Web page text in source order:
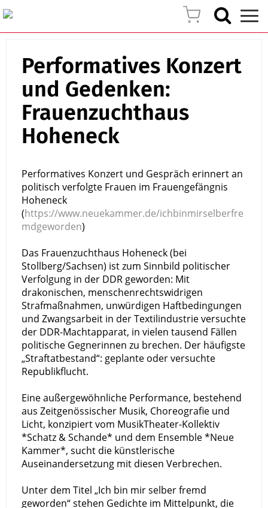
Performatives Konzert
und Gedenken:
Frauenzuchthaus
Hoheneck
Performatives Konzert und Gespräch erinnert an
politisch verfolgte Frauen im Frauengefängnis
Hoheneck
(https://www.neuekammer.de/ichbinmirselberfre
mdgeworden)
Das Frauenzuchthaus Hoheneck (bei
Stollberg/Sachsen) ist zum Sinnbild politischer
Verfolgung in der DDR geworden: Mit
drakonischen, menschenrechtswidrigen
Strafmaßnahmen, unwürdigen Haftbedingungen
und Zwangsarbeit in der Textilindustrie versuchte
der DDR-Machtapparat, in vielen tausend Fällen
politische Gegnerinnen zu brechen. Der häufigste
„Straftatbestand“: geplante oder versuchte
Republikflucht.
Eine außergewöhnliche Performance, bestehend
aus Zeitgenössischer Musik, Choreografie und
Licht, konzipiert vom MusikTheater-Kollektiv
*Schatz & Schande* und dem Ensemble *Neue
Kammer*, sucht die künstlerische
Auseinandersetzung mit diesen Verbrechen.
Unter dem Titel „Ich bin mir selber fremd
geworden“ stehen Gedichte im Mittelpunkt, die